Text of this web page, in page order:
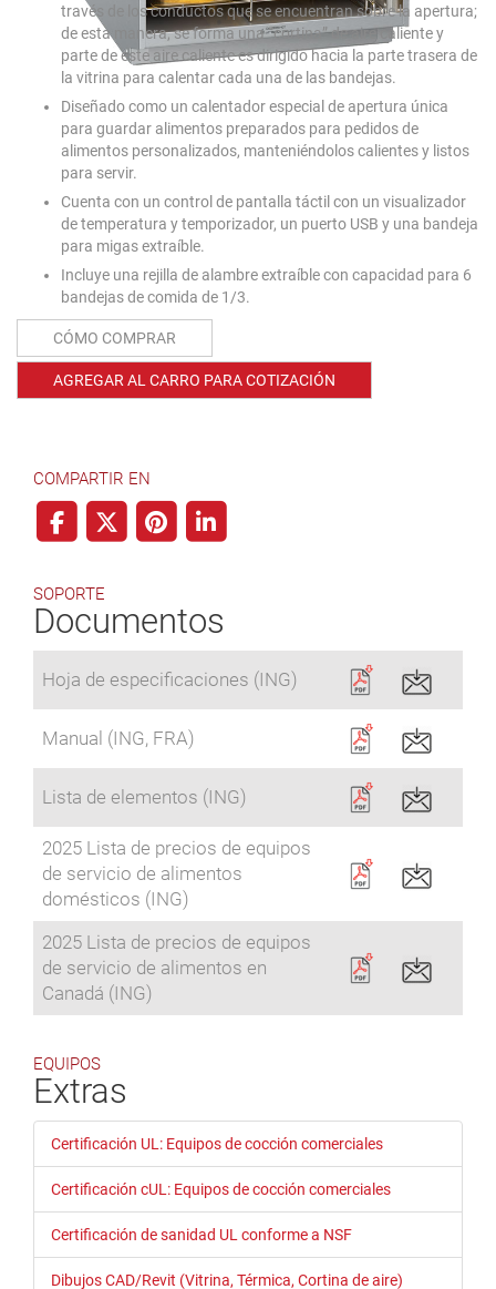
través de los conductos que se encuentran sobre la apertura;
de esta manera, se forma una “cortina” de aire caliente y
parte de este aire caliente es dirigido hacia la parte trasera de
la vitrina para calentar cada una de las bandejas.
Diseñado como un calentador especial de apertura única
para guardar alimentos preparados para pedidos de
alimentos personalizados, manteniéndolos calientes y listos
para servir.
Cuenta con un control de pantalla táctil con un visualizador
de temperatura y temporizador, un puerto USB y una bandeja
para migas extraíble.
Incluye una rejilla de alambre extraíble con capacidad para 6
bandejas de comida de 1/3.
CÓMO COMPRAR
AGREGAR AL CARRO PARA COTIZACIÓN
COMPARTIR EN
SOPORTE
Documentos
Hoja de especificaciones (ING)
Manual (ING, FRA)
Lista de elementos (ING)
2025 Lista de precios de equipos
de servicio de alimentos
domésticos (ING)
2025 Lista de precios de equipos
de servicio de alimentos en
Canadá (ING)
EQUIPOS
Extras
Certificación UL: Equipos de cocción comerciales
Certificación cUL: Equipos de cocción comerciales
Certificación de sanidad UL conforme a NSF
Dibujos CAD/Revit (Vitrina, Térmica, Cortina de aire)